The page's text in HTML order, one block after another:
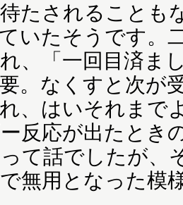
たされることも
いたそうです。
、「一回目済ま
要。なくすと次が
、はいそれまで
反応が出たとき
て話でしたが、
無用となった模